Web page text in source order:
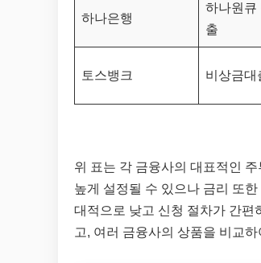
하나은행
하나원큐
출
토스뱅크 비상금대
위 표는 각 금융사의 대표적인
높게 설정될 수 있으나 금리 또
대적으로 낮고 신청 절차가 간편
고, 여러 금융사의 상품을 비교